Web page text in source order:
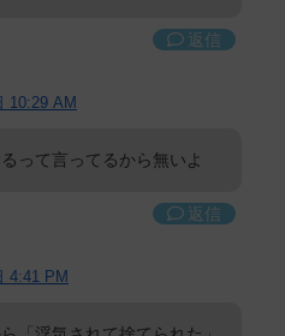
返信
10:29 AM
って言ってるから無いよ
返信
4:41 PM